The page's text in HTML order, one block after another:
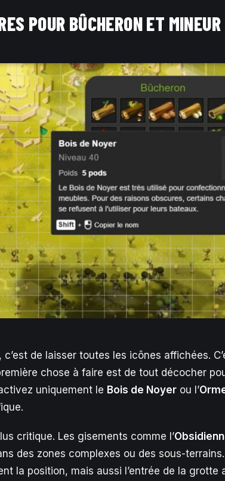
POUR BÛCHERON ET MINEUR
de laisser toutes les icônes affichées.
chose à faire est de tout décocher
uniquement le Bois de Noyer ou l’
critique. Les gisements comme l’
des zones complexes ou des sous-
la position, mais aussi l’entrée de la grotte